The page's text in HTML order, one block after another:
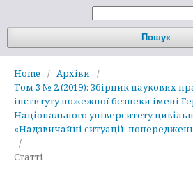
Пошук
Home / Архіви
/
Том 3 № 2 (2019): Збірник наукових
інституту пожежної безпеки імені
Національного університету
«Надзвичайні ситуації:
/
Статті